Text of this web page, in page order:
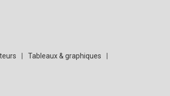
| Tableaux & graphiques
|